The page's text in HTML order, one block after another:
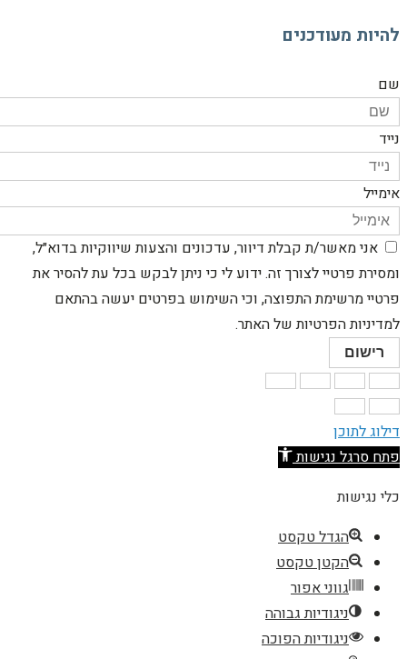
מעודכנים
אני מאשר/ת קבלת דיוור, עדכונים והצעות שיווקיות בדוא״ל,
פרטיי לצורך זה. ידוע לי כי ניתן לבקש בכל עת להסיר את
מרשימת התפוצה, וכי השימוש בפרטים יעשה בהתאם
הפרטיות של האתר.
רישום
לתוכן
סרגל נגישות
נגישות
הגדל טקסט
הקטן טקסט
גווני אפור
ניגודיות גבוהה
ניגודיות הפוכה